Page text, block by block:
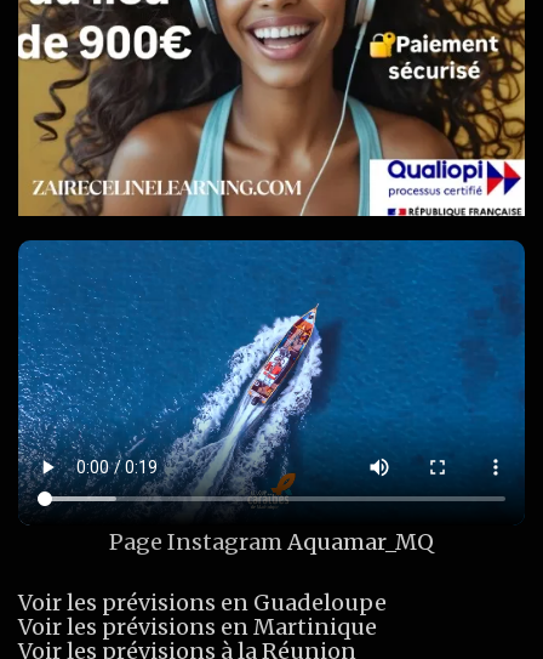
Page InstagramAquamar_MQ
Voir les prévisions en Guadeloupe
Voir les prévisions en Martinique
Voir les prévisions à la Réunion